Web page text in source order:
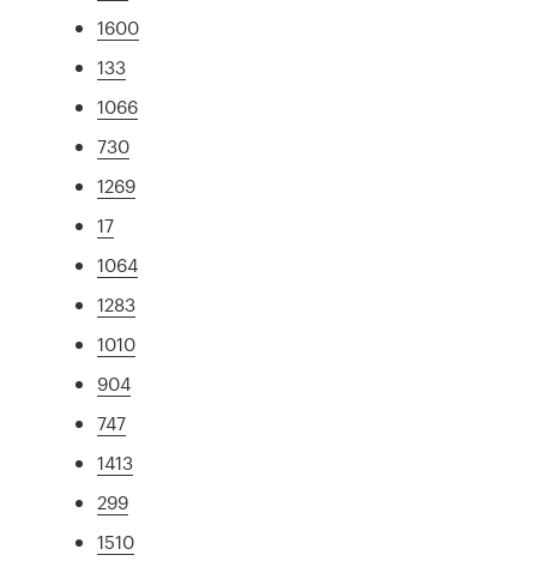
1600
133
1066
730
1269
17
1064
1283
1010
904
747
1413
299
1510